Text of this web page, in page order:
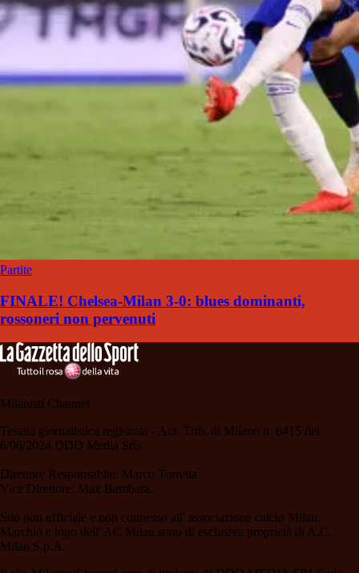
Partite
FINALE! Chelsea-Milan 3-0: blues dominanti,
rossoneri non pervenuti
Milanisti Channel
Testata giornalistica registrata - Aut. Trib. di Milano n. 6415 del
6/06/2024 DDD Media Srls
Direttore Responsabile: Marco Torretta
Vice Direttore: Max Bambara.
Sito non ufficiale e non connesso all' associazione calcio Milan.
Marchio e logo dell' AC Milan sono di esclusiva proprietà di A.C.
Milan S.p.A.